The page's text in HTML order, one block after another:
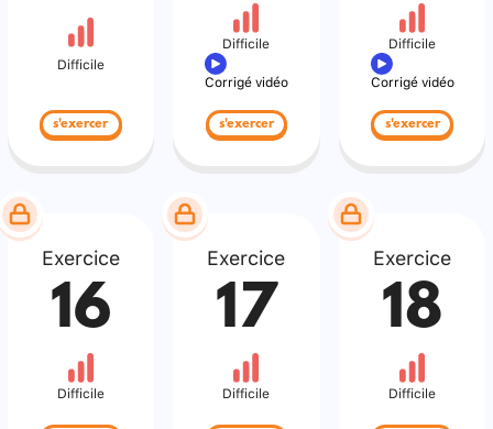
Difficile
s'exercer
Difficile
Corrigé vidéo
s'exercer
Difficile
Corrigé vidéo
s'exercer
Exercice
16
Difficile
Exercice
17
Difficile
Exercice
18
Difficile